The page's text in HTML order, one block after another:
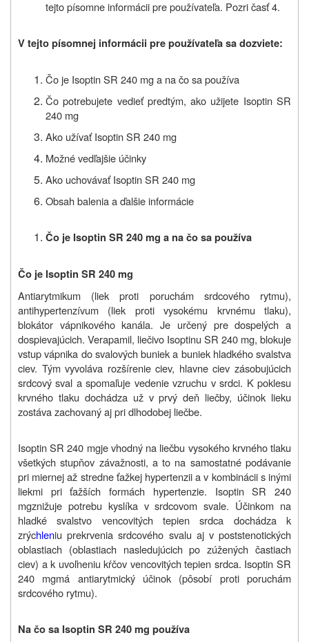
tejto písomne informácii pre používateľa. Pozri časť 4.
V tejto písomnej informácii pre používateľa sa dozviete:
Čo je Isoptin SR 240 mg a na čo sa používa
Čo potrebujete vedieť predtým, ako užijete Isoptin SR
240 mg
Ako užívať Isoptin SR 240 mg
Možné vedľajšie účinky
Ako uchovávať Isoptin SR 240 mg
Obsah balenia a ďalšie informácie
Čo je Isoptin SR 240 mg a na čo sa používa
Čo je Isoptin SR 240 mg
Antiarytmikum (liek proti poruchám srdcového rytmu),
antihypertenzívum (liek proti vysokému krvnému tlaku),
blokátor vápnikového kanála. Je určený pre dospelých a
dospievajúcich. Verapamil, liečivo Isoptinu SR 240 mg, blokuje
vstup vápnika do svalových buniek a buniek hladkého svalstva
ciev. Tým vyvoláva rozšírenie ciev, hlavne ciev zásobujúcich
srdcový sval a spomaľuje vedenie vzruchu v srdci. K poklesu
krvného tlaku dochádza už v prvý deň liečby, účinok lieku
zostáva zachovaný aj pri dlhodobej liečbe.
Isoptin SR240 mgje vhodný na liečbu vysokého krvného tlaku
všetkých stupňov závažnosti, a to na samostatné podávanie
pri miernej až stredne ťažkej hypertenzii a v kombinácii s inými
liekmi pri ťažších formách hypertenzie. Isoptin SR 240
mgznižuje potrebu kyslíka v srdcovom svale. Účinkom na
hladké svalstvo vencovitých tepien srdca dochádza k
zrýchleniu prekrvenia srdcového svalu aj v poststenotických
oblastiach (oblastiach nasledujúcich po zúžených častiach
ciev) a k uvoľneniu kŕčov vencovitých tepien srdca. Isoptin SR
240 mgmá antiarytmický účinok (pôsobí proti poruchám
srdcového rytmu).
Na čo sa Isoptin SR 240 mg používa